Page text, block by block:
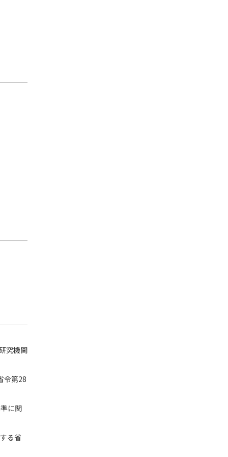
究機関
令第28
に関
る省